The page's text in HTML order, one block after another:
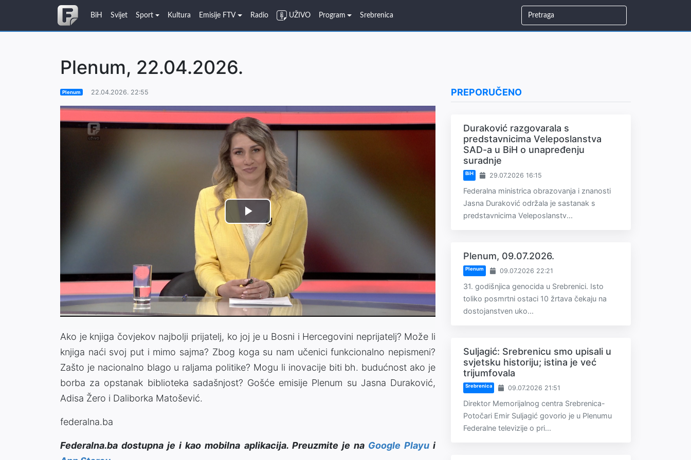
BiH Svijet Sport Kultura Emisije FTV Radio UŽIVO Program Srebrenica
Plenum, 22.04.2026.
Plenum 22.04.2026. 22:55
Play
Video
Ako je knjiga čovjekov najbolji prijatelj, ko joj je u Bosni i Hercegovini neprijatelj? Može li
knjiga naći svoj put i mimo sajma? Zbog koga su nam učenici funkcionalno nepismeni?
Zašto je nacionalno blago u raljama politike? Mogu li inovacije biti bh. budućnost ako je
borba za opstanak biblioteka sadašnjost? Gošće emisije Plenum su Jasna Duraković,
Adisa Žero i Daliborka Matošević.
federalna.ba
Federalna.ba dostupna je i kao mobilna aplikacija. Preuzmite je na Google Playui
PREPORUČENO
Duraković razgovarala s
predstavnicima Veleposlanstva
SAD-a u BiH o unapređenju
suradnje
BiH 29.07.2026 16:15
Federalna ministrica obrazovanja i znanosti
Jasna Duraković održala je sastanak s
predstavnicima Veleposlanstv...
Plenum, 09.07.2026.
Plenum 09.07.2026 22:21
31. godišnjica genocida u Srebrenici. Isto
toliko posmrtni ostaci 10 žrtava čekaju na
dostojanstven uko...
Suljagić: Srebrenicu smo upisali u
svjetsku historiju; istina je već
trijumfovala
Srebrenica 09.07.2026 21:51
Direktor Memorijalnog centra Srebrenica-
Potočari Emir Suljagić govorio je u Plenumu
Federalne televizije o pri...